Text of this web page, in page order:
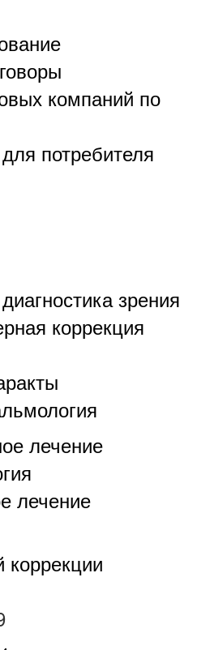
компаний по
потребителя
зрения
коррекция
лечение
лечение
коррекции